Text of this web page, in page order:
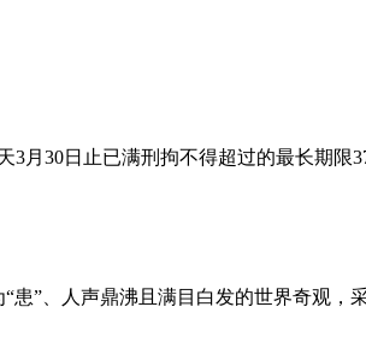
3月30日止已满刑拘不得超过的最长期
”、人声鼎沸且满目白发的世界奇观